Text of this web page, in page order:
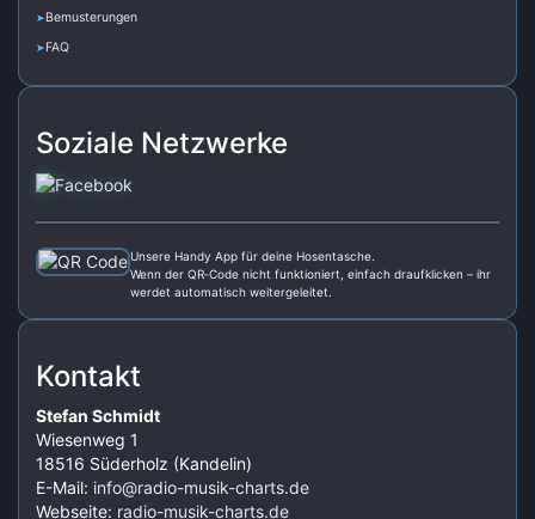
Bemusterungen
FAQ
Soziale Netzwerke
Unsere Handy App für deine Hosentasche.
Wenn der QR‑Code nicht funktioniert, einfach draufklicken – ihr
werdet automatisch weitergeleitet.
Kontakt
Stefan Schmidt
Wiesenweg 1
18516 Süderholz (Kandelin)
E-Mail: info@radio-musik-charts.de
Webseite: radio-musik-charts.de